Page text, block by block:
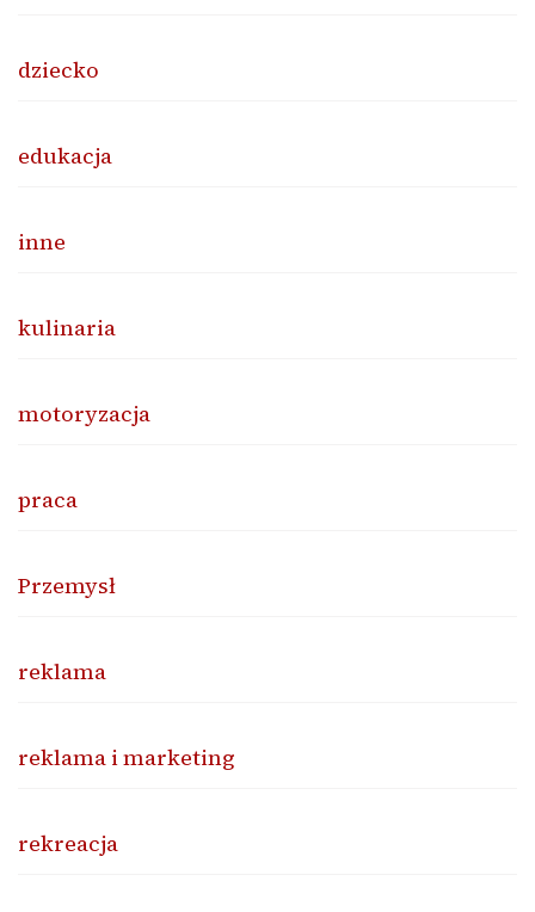
dziecko
edukacja
inne
kulinaria
motoryzacja
praca
Przemysł
reklama
reklama i marketing
rekreacja